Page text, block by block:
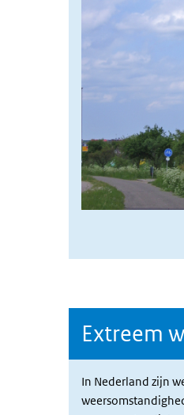
Extreem
In Nederland zijn